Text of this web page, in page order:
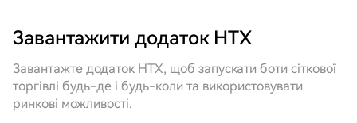
Завантажити додаток HTX
Завантажте додаток HTX, щоб запускати боти сіткової
торгівлі будь-де і будь-коли та використовувати
ринкові можливості.